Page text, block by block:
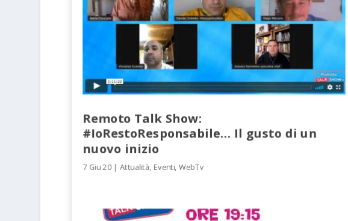
Remoto Talk Show:
#IoRestoResponsabile… Il gusto di un
nuovo inizio
7 Giu 20|Attualità, Eventi,WebTv